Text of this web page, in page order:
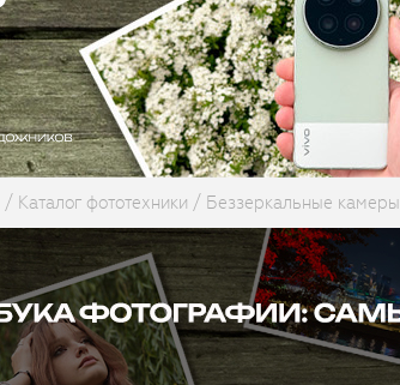
Каталог фототехники Беззеркальные камеры